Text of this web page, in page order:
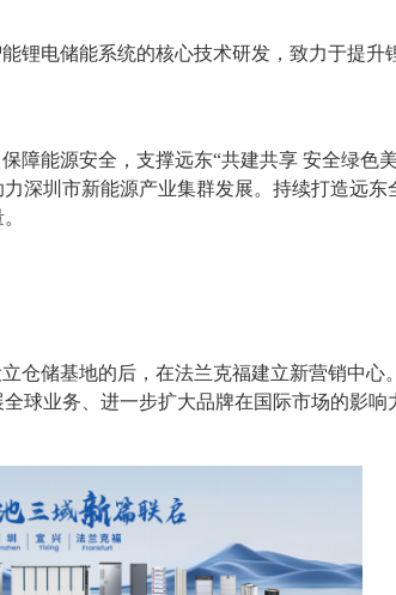
电储能系统的核心技术研发，致力于提升
能源安全，支撑远东“共建共享 安全绿色
深圳市新能源产业集群发展。持续打造远
仓储基地的后，在法兰克福建立新营销中
球业务、进一步扩大品牌在国际市场的影响